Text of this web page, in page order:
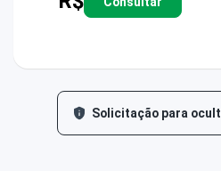
Solicitação para